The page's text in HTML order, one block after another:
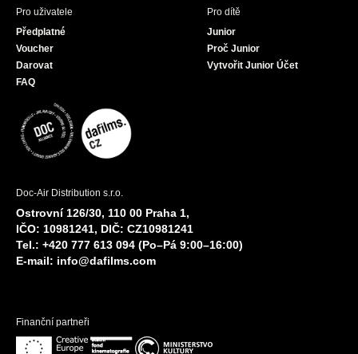
Pro uživatele
Předplatné
Voucher
Darovat
FAQ
Pro dítě
Junior
Proč Junior
Vytvořit Junior Účet
Doc-Air Distribution s.r.o.
Ostrovní 126/30, 110 00 Praha 1,
IČO: 10981241, DIČ: CZ10981241
Tel.: +420 777 613 094 (Po–Pá 9:00–16:00)
E-mail: info@dafilms.com
Finanční partneři